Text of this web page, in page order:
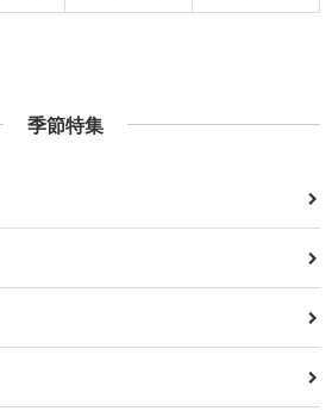
季節特集